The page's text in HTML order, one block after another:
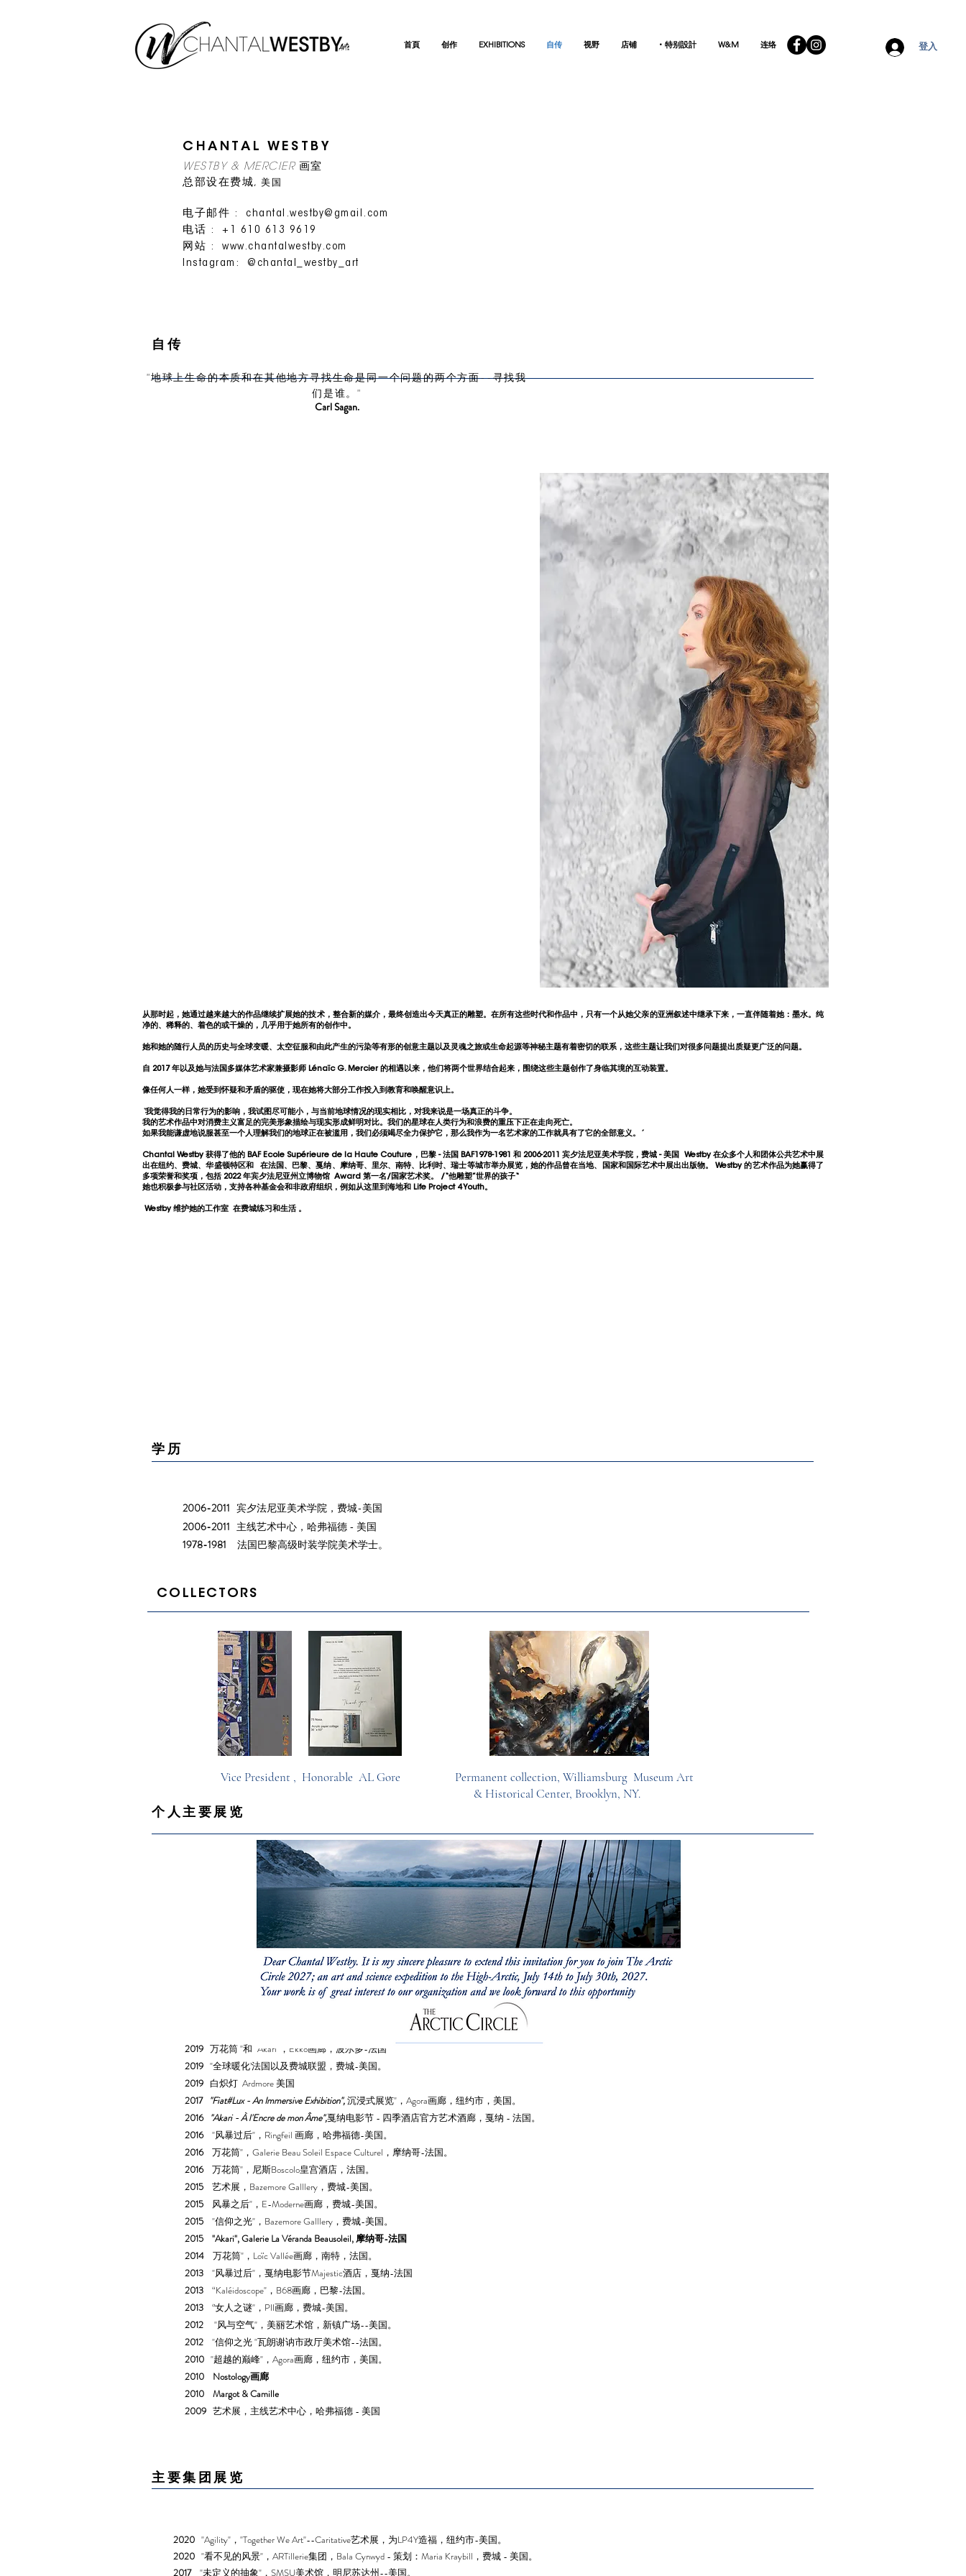
首頁 创作 EXHIBITIONS 自传 视野 店铺 • 特别設計 W&M 连络 登入
CHANTAL WESTBY
WESTBY & MERCIER 画室
总部设在费城, 美国
电子邮件 : chantal.westby@gmail.com
电话 : +1 610 613 9619
网站 : www.chantalwestby.com
Instagram: @chantal_westby_art
自传
"地球上生命的本质和在其他地方寻找生命是同一个问题的两个方面--寻找我
们是谁。"
Carl Sagan.
从那时起，她通过越来越大的作品继续扩展她的技术，整合新的媒介，最终创造出今天真正的雕塑。在所有这些时代和作品中，只有一个从她父亲的亚洲叙述中继承下来，一直伴随着她：墨水。纯
净的、稀释的、着色的或干燥的，几乎用于她所有的创作中。
她和她的随行人员的历史与全球变暖、太空征服和由此产生的污染等有形的创意主题以及灵魂之旅或生命起源等神秘主题有着密切的联系，这些主题让我们对很多问题提出质疑更广泛的问题。
自 2017 年以及她与法国多媒体艺术家兼摄影师 Lénaïc G. Mercier 的相遇以来，他们将两个世界结合起来，围绕这些主题创作了身临其境的互动装置。
像任何人一样，她受到怀疑和矛盾的驱使，现在她将大部分工作投入到教育和唤醒意识上。
“我觉得我的日常行为的影响，我试图尽可能小，与当前地球情况的现实相比，对我来说是一场真正的斗争。
我的艺术作品中对消费主义富足的完美形象描绘与现实形成鲜明对比。我们的星球在人类行为和浪费的重压下正在走向死亡。
如果我能谦虚地说服甚至一个人理解我们的地球正在被滥用，我们必须竭尽全力保护它，那么我作为一名艺术家的工作就具有了它的全部意义。”
Chantal Westby 获得了他的 BAF Ecole Supérieure de la Haute Couture，巴黎 - 法国 BAF1978-1981 和 2006-2011 宾夕法尼亚美术学院，费城 - 美国 Westby 在众多个人和团体公共艺术中展
出在纽约、费城、华盛顿特区和 在法国、巴黎、戛纳、摩纳哥、里尔、南特、比利时、瑞士等城市举办展览，她的作品曾在当地、国家和国际艺术中展出出版物。 Westby 的艺术作品为她赢得了
多项荣誉和奖项，包括 2022 年宾夕法尼亚州立博物馆 Award 第一名/国家艺术奖。 /“他雕塑”世界的孩子“
她也积极参与社区活动，支持各种基金会和非政府组织，例如从这里到海地和 Life Project 4 Youth。
Westby 维护她的工作室 在费城练习和生活 。
学历
2006-2011 宾夕法尼亚美术学院，费城-美国
2006-2011 主线艺术中心，哈弗福德 - 美国
1978-1981 法国巴黎高级时装学院美术学士。
COLLECTORS
Vice President , Honorable AL Gore Permanent collection, Williamsburg Museum Art
& Historical Center, Brooklyn, NY.
个人主要展览
2019 万花筒 "和 "Akari"，Ekko画廊，波尔多-法国
2019 "全球暖化’法国以及费城联盟，费城-美国。
2019 白炽灯 Ardmore 美国
2017 "Fiat#Lux - An Immersive Exhibition",沉浸式展览"，Agora画廊，纽约市，美国。
2016 "Akari - À l'Encre de mon Âme",戛纳电影节 - 四季酒店官方艺术酒廊，戛纳 - 法国。
2016 "风暴过后"，Ringfeil 画廊，哈弗福德-美国。
2016 万花筒"，Galerie Beau Soleil Espace Culturel，摩纳哥-法国。
2016 万花筒"，尼斯Boscolo皇宫酒店，法国。
2015 艺术展，Bazemore Galllery，费城-美国。
2015 风暴之后"，E-Moderne画廊，费城-美国。
2015 "信仰之光"，Bazemore Galllery，费城-美国。
2015 "Akari", Galerie La Véranda Beausoleil, 摩纳哥-法国
2014 万花筒"，Loïc Vallée画廊，南特，法国。
2013 "风暴过后"，戛纳电影节Majestic酒店，戛纳-法国
2013 “Kaléidoscope"，B68画廊，巴黎-法国。
2013 ‘’女人之谜"，PII画廊，费城-美国。
2012 "风与空气"，美丽艺术馆，新镇广场--美国。
2012 "信仰之光 "瓦朗谢讷市政厅美术馆--法国。
2010 "超越的巅峰"，Agora画廊，纽约市，美国。
2010 Nostology画廊
2010 Margot & Camille
2009 艺术展，主线艺术中心，哈弗福德 - 美国
主要集团展览
2020 "Agility"，"Together We Art"--Caritative艺术展，为LP4Y造福，纽约市-美国。
2020 "看不见的风景"，ARTillerie集团，Bala Cynwyd - 策划：Maria Kraybill，费城 - 美国。
2017 "未定义的抽象"，SMSU美术馆，明尼苏达州--美国。